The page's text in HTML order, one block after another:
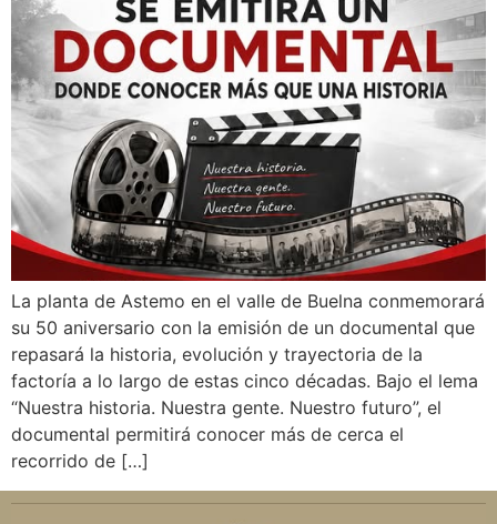
La planta de Astemo en el valle de Buelna conmemorará
su 50 aniversario con la emisión de un documental que
repasará la historia, evolución y trayectoria de la
factoría a lo largo de estas cinco décadas. Bajo el lema
“Nuestra historia. Nuestra gente. Nuestro futuro”, el
documental permitirá conocer más de cerca el
recorrido de […]